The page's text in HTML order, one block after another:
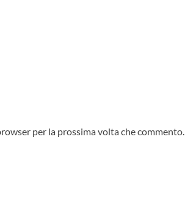
per la prossima volta che commento.